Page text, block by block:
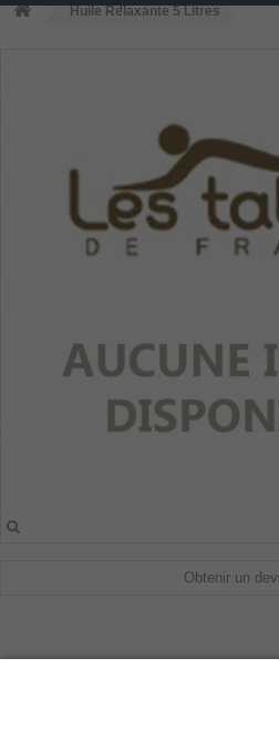
Huile Relaxante 5 Litres
Obtenir un